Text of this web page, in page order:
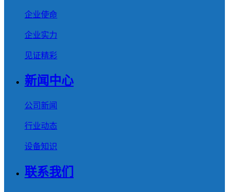
企业使命
企业实力
见证精彩
新闻中心
公司新闻
行业动态
设备知识
联系我们